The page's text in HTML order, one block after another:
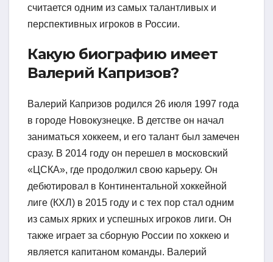
считается одним из самых талантливых и
перспективных игроков в России.
Какую биографию имеет
Валерий Капризов?
Валерий Капризов родился 26 июля 1997 года
в городе Новокузнецке. В детстве он начал
заниматься хоккеем, и его талант был замечен
сразу. В 2014 году он перешел в московский
«ЦСКА», где продолжил свою карьеру. Он
дебютировал в Континентальной хоккейной
лиге (КХЛ) в 2015 году и с тех пор стал одним
из самых ярких и успешных игроков лиги. Он
также играет за сборную России по хоккею и
является капитаном команды. Валерий